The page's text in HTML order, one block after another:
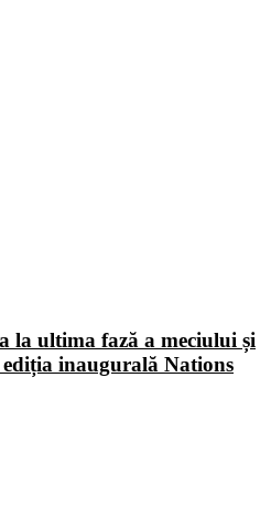
la ultima fază a meciului și
inaugurală Nations